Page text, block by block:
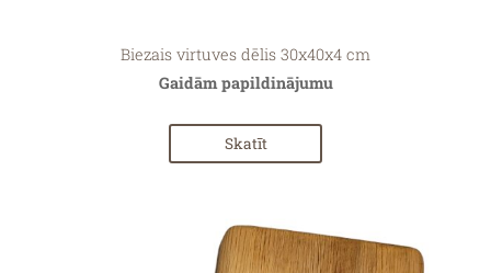
Biezais virtuves dēlis 30x40x4 cm
Gaidām papildinājumu
Skatīt